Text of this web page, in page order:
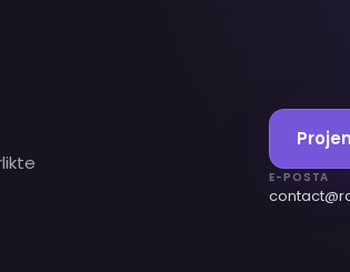
E-POSTA